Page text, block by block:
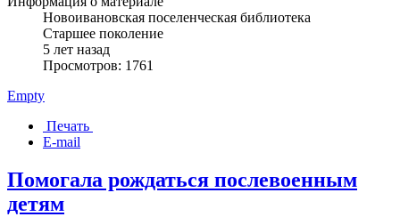
Новоивановская поселенческая библиотека
Старшее поколение
5 лет назад
Просмотров: 1761
Empty
Печать
E-mail
Помогала рождаться послевоенным
детям